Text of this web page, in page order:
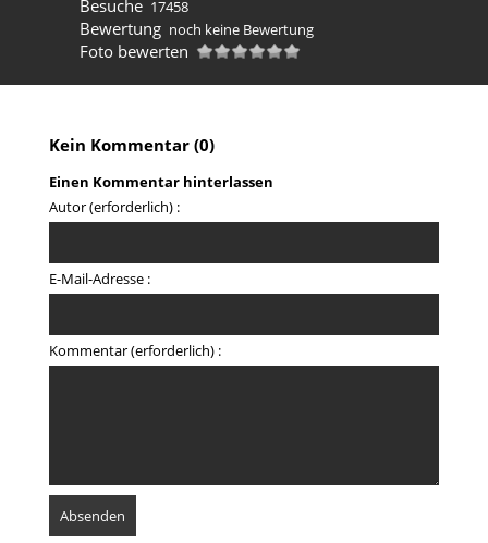
Besuche 17458
Bewertung noch keine Bewertung
Foto bewerten
Kein Kommentar (0)
Einen Kommentar hinterlassen
Autor (erforderlich) :
E-Mail-Adresse :
Kommentar (erforderlich) :